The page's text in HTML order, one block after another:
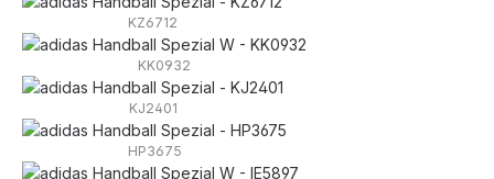
KZ6712
KK0932
KJ2401
HP3675